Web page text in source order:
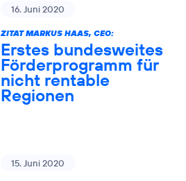
16. Juni 2020
ZITAT MARKUS HAAS, CEO:
Erstes bundesweites
Förderprogramm für
nicht rentable
Regionen
15. Juni 2020